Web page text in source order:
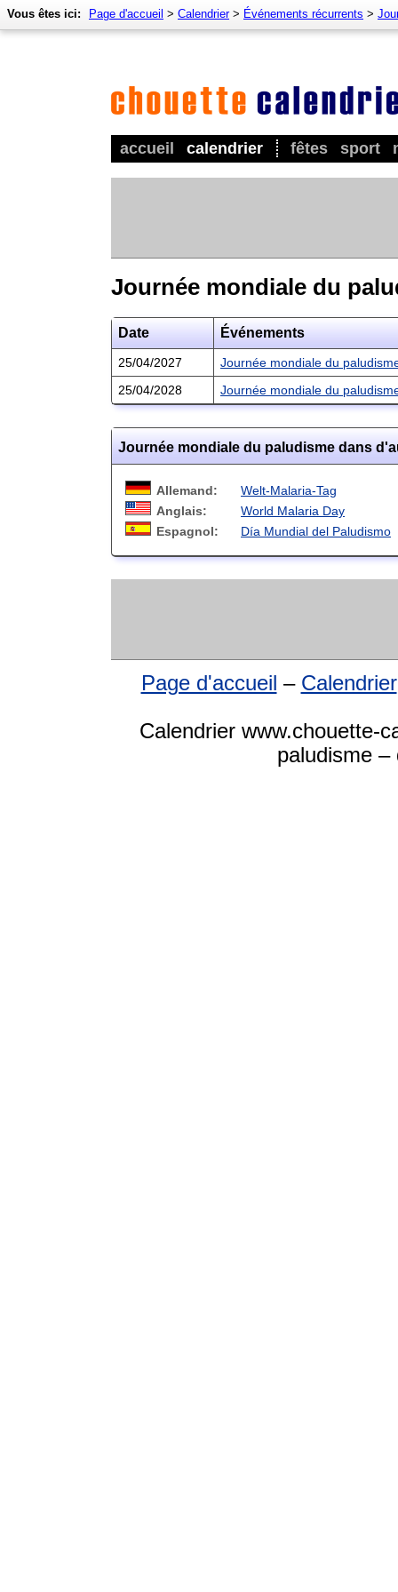
accueil calendrier fêtes sport
Vous êtes ici: Page d'accueil > Calendrier> Événements récurrents >
Journée mondiale du
Date Événements
25/04/2027
Journée mondiale du
25/04/2028
Journée mondiale du
Journée mondiale du paludisme dans
Allemand:
Welt-Malaria-Tag
Anglais:
World Malaria Day
Espagnol:
Día Mundial del Paludismo
Page d'accueil – Calendrier
Calendrier www.chouette-
paludisme